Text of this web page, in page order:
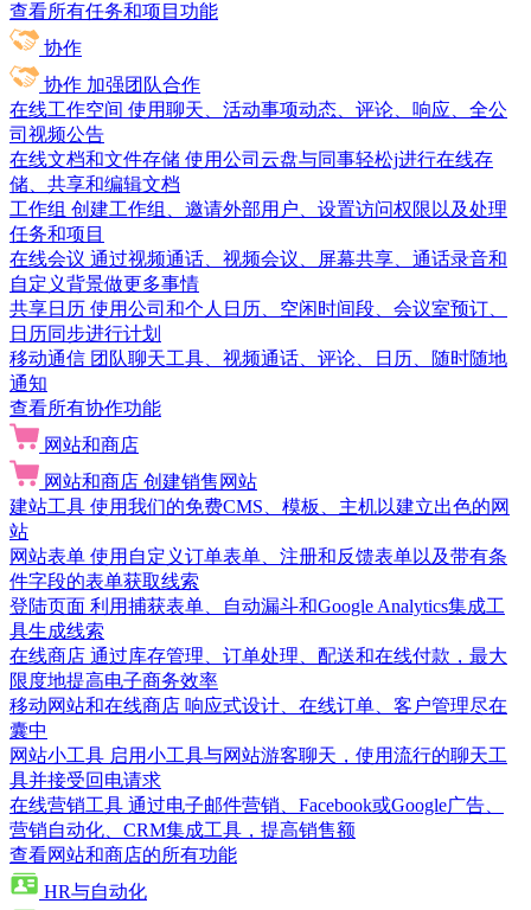
查看所有任务和项目功能
协作
协作 加强团队合作
在线工作空间 使用聊天、活动事项动态、评论、响应、全公
司视频公告
在线文档和文件存储 使用公司云盘与同事轻松j进行在线存
储、共享和编辑文档
工作组 创建工作组、邀请外部用户、设置访问权限以及处理
任务和项目
在线会议 通过视频通话、视频会议、屏幕共享、通话录音和
自定义背景做更多事情
共享日历 使用公司和个人日历、空闲时间段、会议室预订、
日历同步进行计划
移动通信 团队聊天工具、视频通话、评论、日历、随时随地
通知
查看所有协作功能
网站和商店
网站和商店 创建销售网站
建站工具 使用我们的免费CMS、模板、主机以建立出色的网
站
网站表单 使用自定义订单表单、注册和反馈表单以及带有条
件字段的表单获取线索
登陆页面 利用捕获表单、自动漏斗和Google Analytics集成工
具生成线索
在线商店 通过库存管理、订单处理、配送和在线付款，最大
限度地提高电子商务效率
移动网站和在线商店 响应式设计、在线订单、客户管理尽在
囊中
网站小工具 启用小工具与网站游客聊天，使用流行的聊天工
具并接受回电请求
在线营销工具 通过电子邮件营销、Facebook或Google广告、
营销自动化、CRM集成工具，提高销售额
查看网站和商店的所有功能
HR与自动化